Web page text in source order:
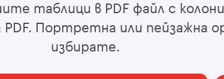
таблици в PDF файл с
Портретна или пейзажна
избирате.